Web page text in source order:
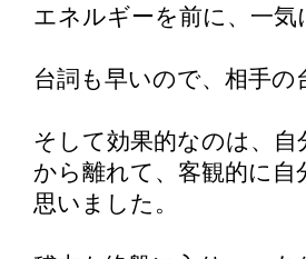
エネルギーを前に、一気
台詞も早いので、相手
そして効果的なのは、
から離れて、客観的に
思いました。